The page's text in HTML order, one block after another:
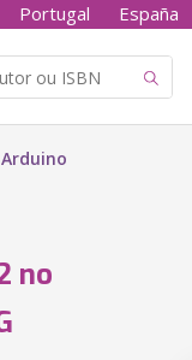
Portugal España
no